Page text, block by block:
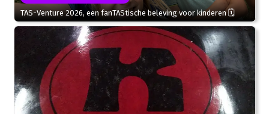
TAS-Venture 2026, een fanTAStische beleving voor kinderen 🗓